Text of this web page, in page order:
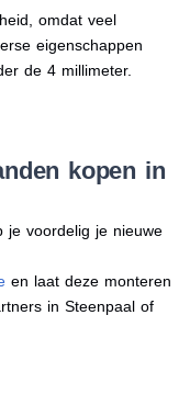
omdat veel
eigenschappen
de 4 millimeter.
kopen in
je voordelig je nieuwe
en laat deze monteren
in Steenpaal of